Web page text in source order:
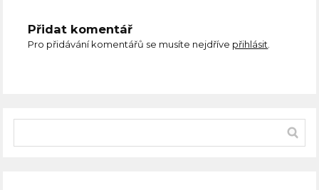
Přidat komentář
Pro přidávání komentářů se musíte nejdříve přihlásit